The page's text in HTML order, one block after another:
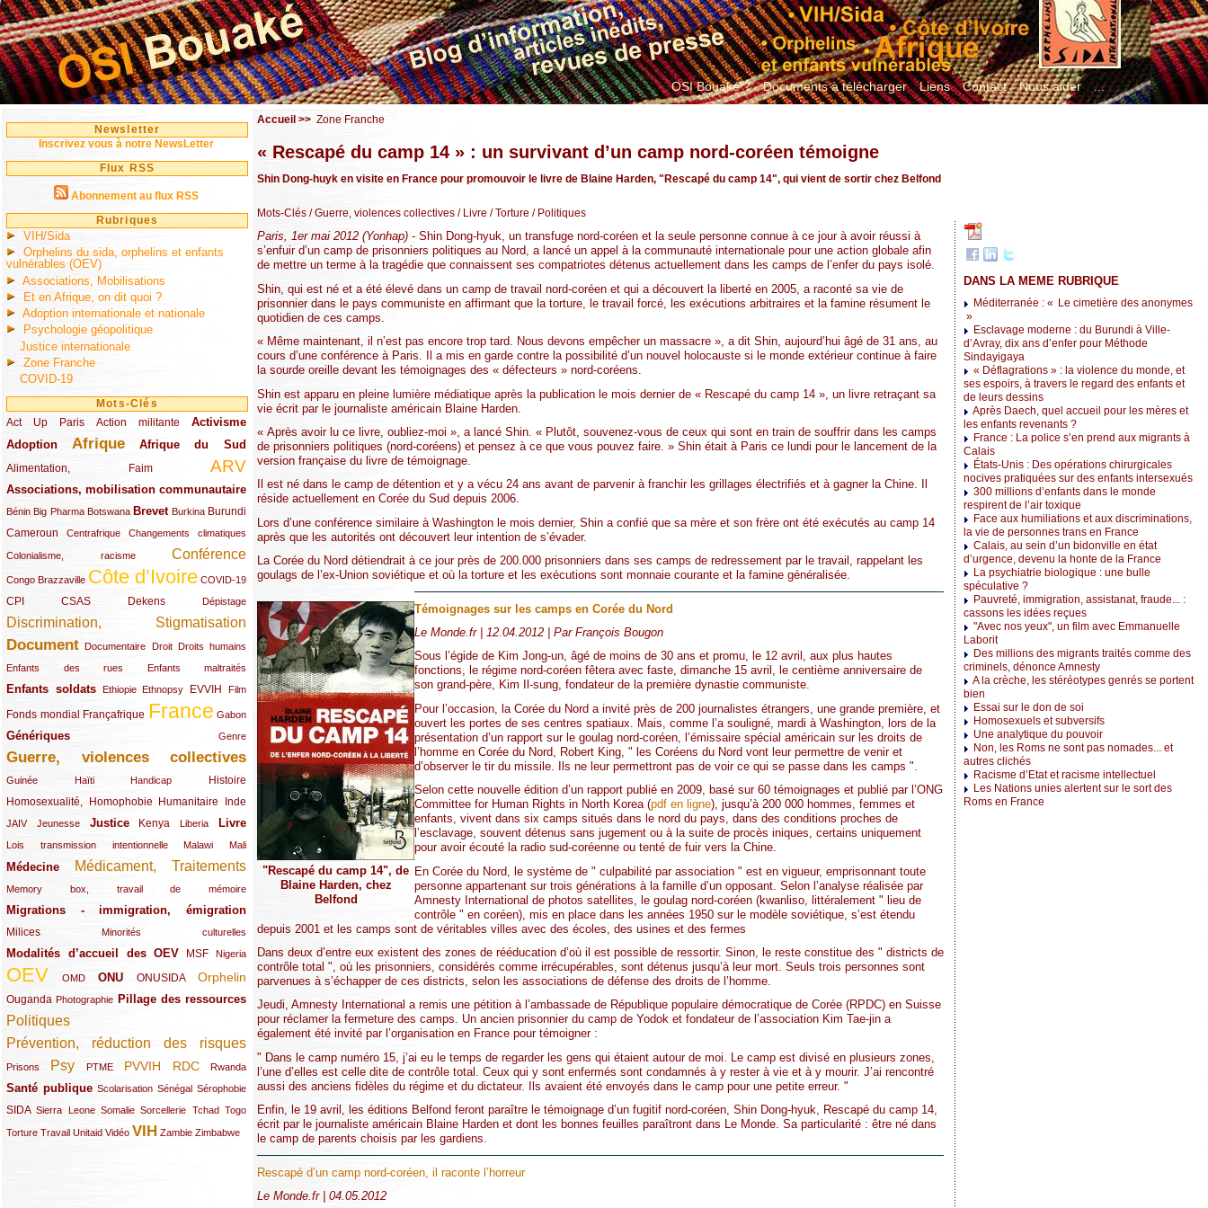
OSI Bouaké ? Documents à télécharger Liens Contact Nous aider ...
Newsletter
Inscrivez vous à notre NewsLetter
Flux RSS
Abonnement au flux RSS
Rubriques
VIH/Sida
Orphelins du sida, orphelins et enfants
vulnérables (OEV)
Associations, Mobilisations
Et en Afrique, on dit quoi ?
Adoption internationale et nationale
Psychologie géopolitique
Justice internationale
Zone Franche
COVID-19
Mots-Clés
Act Up Paris
(49/289) Action militante
(32/289) Activisme
(73/289)
Adoption
(82/289) Afrique
(161/289) Afrique du Sud
(73/289)
Alimentation, Faim
(48/289) ARV
(203/289)
Associations, mobilisation communautaire
(65/289)
Bénin
(13/289)Big Pharma
(16/289) Botswana
(9/289) Brevet
(83/289) Burkina
(18/289) Burundi
(30/289)
Cameroun
(47/289) Centrafrique
(23/289) Changements climatiques
(10/289)
Colonialisme, racisme
(19/289) Conférence
(118/289)
Congo Brazzaville
(24/289) Côte d’Ivoire
(263/289) COVID-19
(13/289)
CPI
(48/289) CSAS
(32/289) Dekens
(29/289) Dépistage
(19/289)
Discrimination, Stigmatisation
(131/289)
Document
(145/289) Documentaire
(9/289) Droit
(20/289) Droits humains
(22/289)
Enfants des rues
(21/289) Enfants maltraités
(10/289)
Enfants soldats
(68/289) Ethiopie
(12/289) Ethnopsy
(15/289) EVVIH
(55/289) Film
(22/289)
Fonds mondial
(48/289) Françafrique
(39/289) France
(289/289) Gabon
(12/289)
Génériques
(59/289) Genre
(22/289)
Guerre, violences collectives
(149/289)
Guinée
(12/289) Haïti
(15/289) Handicap
(10/289) Histoire
(49/289)
Homosexualité, Homophobie
(44/289) Humanitaire
(47/289) Inde
(34/289)
JAIV
(10/289)Jeunesse
(21/289) Justice
(65/289) Kenya
(35/289) Liberia
(25/289) Livre
(62/289)
Lois transmission intentionnelle
(24/289) Malawi
(11/289) Mali
(21/289)
Médecine
(62/289) Médicament, Traitements
(142/289)
Memory box, travail de mémoire
(11/289)
Migrations - immigration, émigration
(67/289)
Milices
(34/289) Minorités culturelles
(15/289)
Modalités d’accueil des OEV
(58/289) MSF
(54/289) Nigeria
(27/289)
OEV
(269/289) OMD
(26/289) ONU
(58/289) ONUSIDA
(44/289) Orphelin
(112/289)
Ouganda
(29/289) Photographie
(27/289) Pillage des ressources
(77/289)
Politiques
(120/289)
Prévention, réduction des risques
(131/289)
Prisons
(22/289) Psy
(119/289) PTME
(12/289) PVVIH
(111/289) RDC
(104/289) Rwanda
(23/289)
Santé publique
(59/289) Scolarisation
(9/289) Sénégal
(13/289) Sérophobie
(19/289)
SIDA
(29/289)Sierra Leone
(13/289) Somalie
(12/289) Sorcellerie
(19/289) Tchad
(10/289) Togo
(15/289)
Torture
(17/289)Travail
(21/289) Unitaid
(26/289) Vidéo
(23/289) VIH
(154/289) Zambie
(12/289) Zimbabwe
(21/289)
Accueil >> Zone Franche
« Rescapé du camp 14 » : un survivant d’un camp nord-coréen témoigne
Shin Dong-huyk en visite en France pour promouvoir le livre de Blaine Harden, "Rescapé du camp 14", qui vient de sortir chez Belfond
Mots-Clés / Guerre, violences collectives / Livre / Torture / Politiques
Paris, 1er mai 2012 (Yonhap) - Shin Dong-hyuk, un transfuge nord-coréen et la seule personne connue à ce jour à avoir réussi à
s’enfuir d’un camp de prisonniers politiques au Nord, a lancé un appel à la communauté internationale pour une action globale afin
de mettre un terme à la tragédie que connaissent ses compatriotes détenus actuellement dans les camps de l’enfer du pays isolé.
Shin, qui est né et a été élevé dans un camp de travail nord-coréen et qui a découvert la liberté en 2005, a raconté sa vie de
prisonnier dans le pays communiste en affirmant que la torture, le travail forcé, les exécutions arbitraires et la famine résument le
quotidien de ces camps.
« Même maintenant, il n’est pas encore trop tard. Nous devons empêcher un massacre », a dit Shin, aujourd’hui âgé de 31 ans, au
cours d’une conférence à Paris. Il a mis en garde contre la possibilité d’un nouvel holocauste si le monde extérieur continue à faire
la sourde oreille devant les témoignages des « défecteurs » nord-coréens.
Shin est apparu en pleine lumière médiatique après la publication le mois dernier de « Rescapé du camp 14 », un livre retraçant sa
vie écrit par le journaliste américain Blaine Harden.
« Après avoir lu ce livre, oubliez-moi », a lancé Shin. « Plutôt, souvenez-vous de ceux qui sont en train de souffrir dans les camps
de prisonniers politiques (nord-coréens) et pensez à ce que vous pouvez faire. » Shin était à Paris ce lundi pour le lancement de la
version française du livre de témoignage.
Il est né dans le camp de détention et y a vécu 24 ans avant de parvenir à franchir les grillages électrifiés et à gagner la Chine. Il
réside actuellement en Corée du Sud depuis 2006.
Lors d’une conférence similaire à Washington le mois dernier, Shin a confié que sa mère et son frère ont été exécutés au camp 14
après que les autorités ont découvert leur intention de s’évader.
La Corée du Nord détiendrait à ce jour près de 200.000 prisonniers dans ses camps de redressement par le travail, rappelant les
goulags de l’ex-Union soviétique et où la torture et les exécutions sont monnaie courante et la famine généralisée.
"Rescapé du camp 14", de
Blaine Harden, chez
Belfond
Témoignages sur les camps en Corée du Nord
Le Monde.fr | 12.04.2012 | Par François Bougon
Sous l’égide de Kim Jong-un, âgé de moins de 30 ans et promu, le 12 avril, aux plus hautes
fonctions, le régime nord-coréen fêtera avec faste, dimanche 15 avril, le centième anniversaire de
son grand-père, Kim Il-sung, fondateur de la première dynastie communiste.
Pour l’occasion, la Corée du Nord a invité près de 200 journalistes étrangers, une grande première, et
ouvert les portes de ses centres spatiaux. Mais, comme l’a souligné, mardi à Washington, lors de la
présentation d’un rapport sur le goulag nord-coréen, l’émissaire spécial américain sur les droits de
l’homme en Corée du Nord, Robert King, " les Coréens du Nord vont leur permettre de venir et
d’observer le tir du missile. Ils ne leur permettront pas de voir ce qui se passe dans les camps ".
Selon cette nouvelle édition d’un rapport publié en 2009, basé sur 60 témoignages et publié par l’ONG
Committee for Human Rights in North Korea (pdf en ligne), jusqu’à 200 000 hommes, femmes et
enfants, vivent dans six camps situés dans le nord du pays, dans des conditions proches de
l’esclavage, souvent détenus sans jugement ou à la suite de procès iniques, certains uniquement
pour avoir écouté la radio sud-coréenne ou tenté de fuir vers la Chine.
En Corée du Nord, le système de " culpabilité par association " est en vigueur, emprisonnant toute
personne appartenant sur trois générations à la famille d’un opposant. Selon l’analyse réalisée par
Amnesty International de photos satellites, le goulag nord-coréen (kwanliso, littéralement " lieu de
contrôle " en coréen), mis en place dans les années 1950 sur le modèle soviétique, s’est étendu
depuis 2001 et les camps sont de véritables villes avec des écoles, des usines et des fermes
Dans deux d’entre eux existent des zones de rééducation d’où il est possible de ressortir. Sinon, le reste constitue des " districts de
contrôle total ", où les prisonniers, considérés comme irrécupérables, sont détenus jusqu’à leur mort. Seuls trois personnes sont
parvenues à s’échapper de ces districts, selon les associations de défense des droits de l’homme.
Jeudi, Amnesty International a remis une pétition à l’ambassade de République populaire démocratique de Corée (RPDC) en Suisse
pour réclamer la fermeture des camps. Un ancien prisonnier du camp de Yodok et fondateur de l’association Kim Tae-jin a
également été invité par l’organisation en France pour témoigner :
" Dans le camp numéro 15, j’ai eu le temps de regarder les gens qui étaient autour de moi. Le camp est divisé en plusieurs zones,
l’une d’elles est celle dite de contrôle total. Ceux qui y sont enfermés sont condamnés à y rester à vie et à y mourir. J’ai rencontré
aussi des anciens fidèles du régime et du dictateur. Ils avaient été envoyés dans le camp pour une petite erreur. "
Enfin, le 19 avril, les éditions Belfond feront paraître le témoignage d’un fugitif nord-coréen, Shin Dong-hyuk, Rescapé du camp 14,
écrit par le journaliste américain Blaine Harden et dont les bonnes feuilles paraîtront dans Le Monde. Sa particularité : être né dans
le camp de parents choisis par les gardiens.
Rescapé d’un camp nord-coréen, il raconte l’horreur
Le Monde.fr | 04.05.2012
DANS LA MEME RUBRIQUE
Méditerranée : « Le cimetière des anonymes
»
Esclavage moderne : du Burundi à Ville-
d’Avray, dix ans d’enfer pour Méthode
Sindayigaya
« Déflagrations » : la violence du monde, et
ses espoirs, à travers le regard des enfants et
de leurs dessins
Après Daech, quel accueil pour les mères et
les enfants revenants ?
France : La police s’en prend aux migrants à
Calais
États-Unis : Des opérations chirurgicales
nocives pratiquées sur des enfants intersexués
300 millions d’enfants dans le monde
respirent de l’air toxique
Face aux humiliations et aux discriminations,
la vie de personnes trans en France
Calais, au sein d’un bidonville en état
d’urgence, devenu la honte de la France
La psychiatrie biologique : une bulle
spéculative ?
Pauvreté, immigration, assistanat, fraude... :
cassons les idées reçues
"Avec nos yeux", un film avec Emmanuelle
Laborit
Des millions des migrants traités comme des
criminels, dénonce Amnesty
A la crèche, les stéréotypes genrés se portent
bien
Essai sur le don de soi
Homosexuels et subversifs
Une analytique du pouvoir
Non, les Roms ne sont pas nomades... et
autres clichés
Racisme d’Etat et racisme intellectuel
Les Nations unies alertent sur le sort des
Roms en France